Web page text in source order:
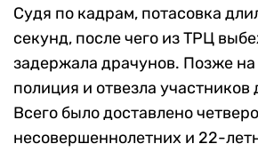
Судя по кадрам, потасовка
секунд, после чего из ТРЦ
задержала драчунов. Позже
полиция и отвезла участников
Всего было доставлено четверо
несовершеннолетних и 22-